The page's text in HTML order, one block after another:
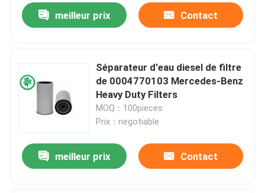
meilleur prix Contact
Séparateur d'eau diesel de filtre
de 0004770103 Mercedes-Benz
Heavy Duty Filters
MOQ：100pieces
Prix：negotiable
meilleur prix Contact